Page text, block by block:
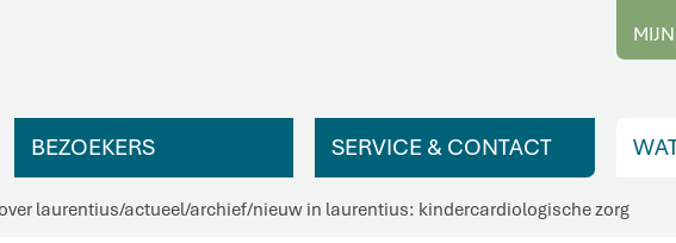
MIJN
BEZOEKERS SERVICE & CONTACT
laurentius/actueel/archief/nieuw in laurentius: kindercardiologische zorg